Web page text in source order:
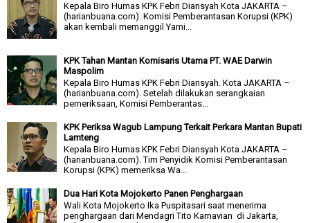
Kepala Biro Humas KPK Febri Diansyah Kota JAKARTA –
(harianbuana.com). Komisi Pemberantasan Korupsi (KPK)
akan kembali memanggil Yami...
KPK Tahan Mantan Komisaris Utama PT. WAE Darwin
Maspolim
Kepala Biro Humas KPK Febri Diansyah. Kota JAKARTA –
(harianbuana.com). Setelah dilakukan serangkaian
pemeriksaan, Komisi Pemberantas...
KPK Periksa Wagub Lampung Terkait Perkara Mantan Bupati
Lamteng
Kepala Biro Humas KPK Febri Diansyah Kota JAKARTA –
(harianbuana.com). Tim Penyidik Komisi Pemberantasan
Korupsi (KPK) memeriksa Wa...
Dua Hari Kota Mojokerto Panen Penghargaan
Wali Kota Mojokerto Ika Puspitasari saat menerima
penghargaan dari Mendagri Tito Karnavian di Jakarta,